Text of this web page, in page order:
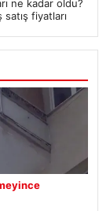
ne kadar oldu?
fiyatları